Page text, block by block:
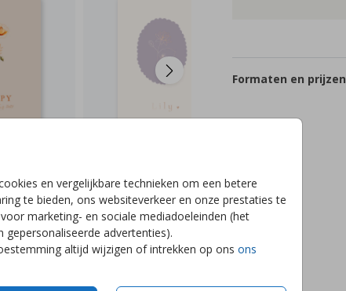
en vergelijkbare technieken om een betere
te bieden, ons websiteverkeer en onze prestaties te
marketing- en sociale mediadoeleinden (het
gepersonaliseerde advertenties).
altijd wijzigen of intrekken op ons ons
Formaten en prijzen